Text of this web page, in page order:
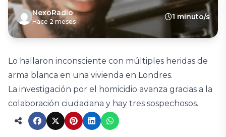
NexoRadio
Hace 2 meses
1 minuto/s
Lo hallaron inconsciente con múltiples heridas de
arma blanca en una vivienda en Londres.
La investigación por el homicidio avanza gracias a la
colaboración ciudadana y hay tres sospechosos.